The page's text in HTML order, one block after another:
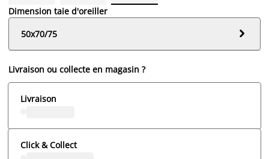
Dimension taie d'oreiller
50x70/75

Livraison ou collecte en magasin ?
Livraison
Click & Collect